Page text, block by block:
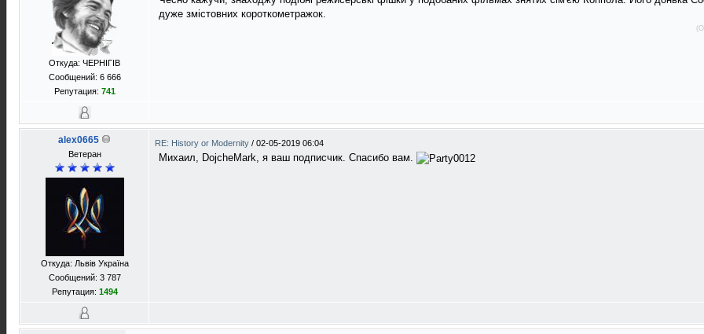
Откуда: ЧЕРНIГIВ
Сообщений: 6 666
Репутация: 741
дуже змістовних короткометражок.
alex0665
Ветеран
Откуда: Львів Україна
Сообщений: 3 787
Репутация: 1494
RE: History or Modernity / 02-05-2019 06:04
Михаил, DojcheMark, я ваш подписчик. Спасибо вам.